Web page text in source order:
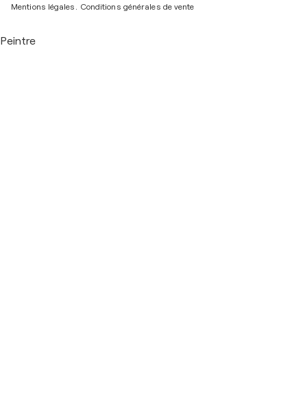
Mentions légales. Conditions générales de vente
Peintre